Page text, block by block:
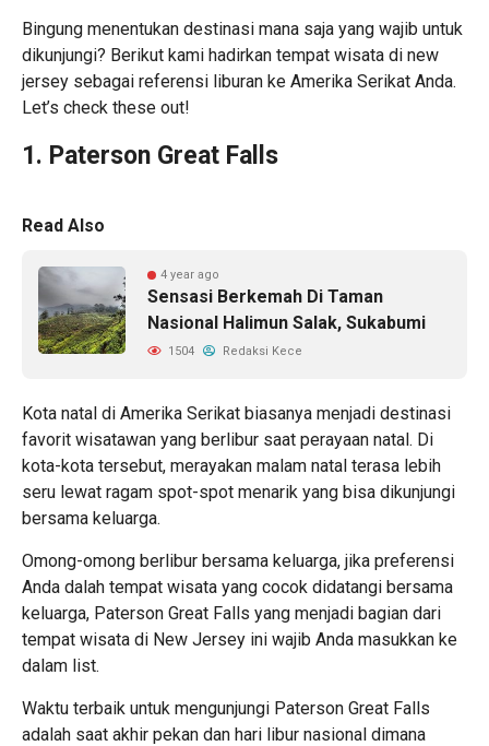
Bingung menentukan destinasi mana saja yang wajib untuk
dikunjungi? Berikut kami hadirkan tempat wisata di new
jersey sebagai referensi liburan ke Amerika Serikat Anda.
Let’s check these out!
1. Paterson Great Falls
Read Also
4 year ago
Sensasi Berkemah Di Taman
Nasional Halimun Salak, Sukabumi
1504 Redaksi Kece
Kota natal di Amerika Serikat biasanya menjadi destinasi
favorit wisatawan yang berlibur saat perayaan natal. Di
kota-kota tersebut, merayakan malam natal terasa lebih
seru lewat ragam spot-spot menarik yang bisa dikunjungi
bersama keluarga.
Omong-omong berlibur bersama keluarga, jika preferensi
Anda dalah tempat wisata yang cocok didatangi bersama
keluarga, Paterson Great Falls yang menjadi bagian dari
tempat wisata di New Jersey ini wajib Anda masukkan ke
dalam list.
Waktu terbaik untuk mengunjungi Paterson Great Falls
adalah saat akhir pekan dan hari libur nasional dimana